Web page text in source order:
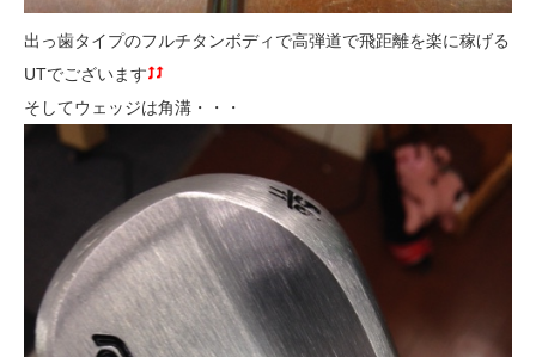
出っ歯タイプのフルチタンボディで高弾道で飛距離を楽に稼げる
UTでございます
そしてウェッジは角溝・・・